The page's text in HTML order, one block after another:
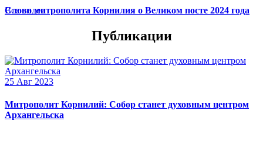
Слово митрополита Корнилия о Великом посте 2024 года
Все видео
Публикации
25 Авг 2023
Митрополит Корнилий: Собор станет духовным центром
Архангельска